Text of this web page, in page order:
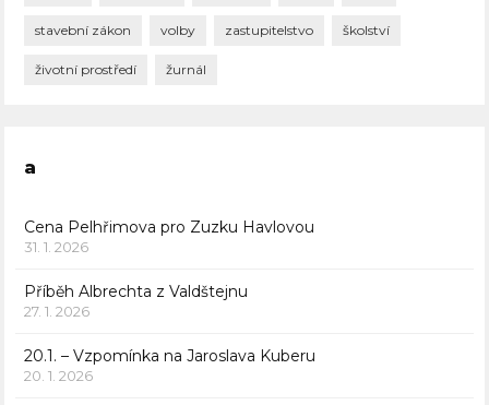
stavební zákon volby zastupitelstvo školství
životní prostředí žurnál
a
Cena Pelhřimova pro Zuzku Havlovou
31. 1. 2026
Příběh Albrechta z Valdštejnu
27. 1. 2026
20.1. – Vzpomínka na Jaroslava Kuberu
20. 1. 2026